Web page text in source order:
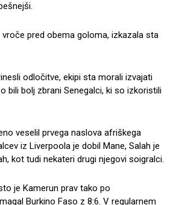
pred obema goloma, izkazala sta
odločitve, ekipi sta morali izvajati
bili bolj zbrani Senegalci, ki so izkoristili
veselil prvega naslova afriškega
iz Liverpoola je dobil Mane, Salah je
kot tudi nekateri drugi njegovi soigralci.
je Kamerun prav tako po
Burkino Faso z 8:6. V regularnem